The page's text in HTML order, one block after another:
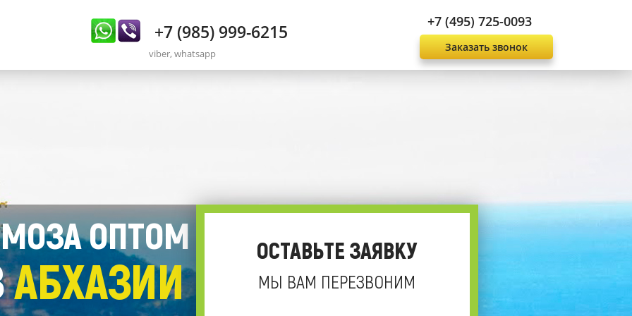
+7 (495) 725-0093
+7 (985) 999-6215
viber, whatsapp Заказать звонок
ОСТАВЬТЕ ЗАЯВКУ
МЫ ВАМ ПЕРЕЗВОНИМ
ОПТОМ
АБХАЗИИ